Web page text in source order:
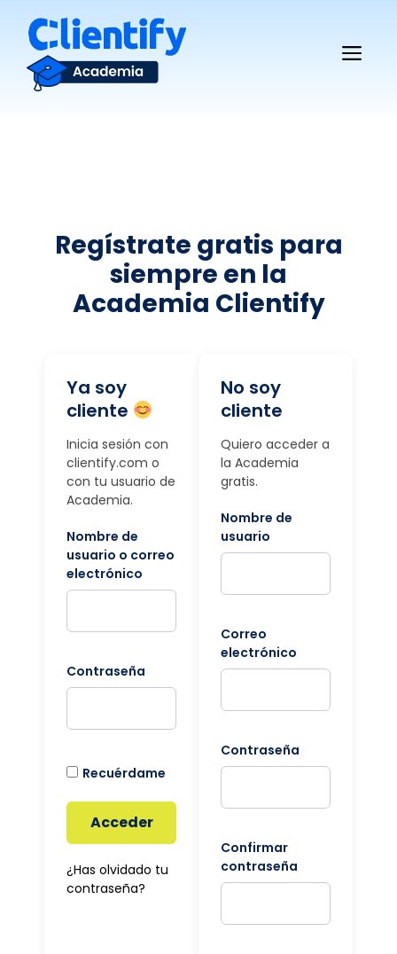
contenido
Regístrate gratis para
siempre en la
Academia Clientify
Ya soy
cliente
Inicia sesión con
clientify.com o
con tu usuario de
Academia.
Nombre de
usuario o correo
electrónico
Contraseña
Recuérdame
Acceder
¿Has olvidado tu
contraseña?
No soy
cliente
Quiero acceder a
la Academia
gratis.
Nombre de
usuario
Correo
electrónico
Contraseña
Confirmar
contraseña